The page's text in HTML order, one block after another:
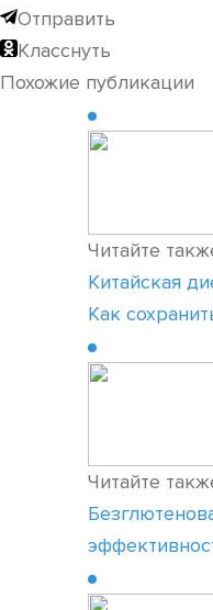
Отправить
Класснуть
Похожие публикации
Читайте
Китайская
Как
Читайте